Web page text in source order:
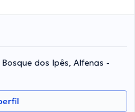
dos Ipês, Alfenas -